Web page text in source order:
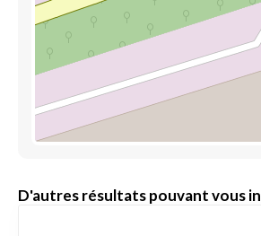
D'autres résultats pouvant vous